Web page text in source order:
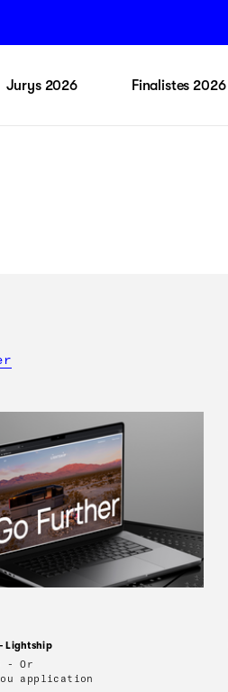
Jurys 2026 Finalistes 2026
Lightship
- Or
application